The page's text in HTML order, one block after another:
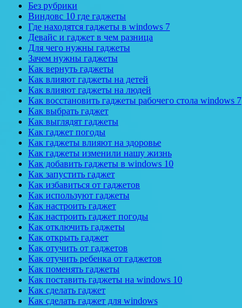
Без рубрики
Виндовс 10 где гаджеты
Где находятся гаджеты в windows 7
Девайс и гаджет в чем разница
Для чего нужны гаджеты
Зачем нужны гаджеты
Как вернуть гаджеты
Как влияют гаджеты на детей
Как влияют гаджеты на людей
Как восстановить гаджеты рабочего стола windows 7
Как выбрать гаджет
Как выглядят гаджеты
Как гаджет погоды
Как гаджеты влияют на здоровье
Как гаджеты изменили нашу жизнь
Как добавить гаджеты в windows 10
Как запустить гаджет
Как избавиться от гаджетов
Как используют гаджеты
Как настроить гаджет
Как настроить гаджет погоды
Как отключить гаджеты
Как открыть гаджет
Как отучить от гаджетов
Как отучить ребенка от гаджетов
Как поменять гаджеты
Как поставить гаджеты на windows 10
Как сделать гаджет
Как сделать гаджет для windows